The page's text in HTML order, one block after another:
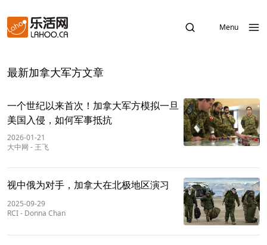
Menu
最新加拿大军方文章
一个世纪以来首次！加拿大军方模拟一旦
美国入侵，如何军事抵抗
2026-01-21
大中网 - 王飞
视中俄为对手，加拿大在北极地区演习
2025-09-29
RCI- Donna Chan